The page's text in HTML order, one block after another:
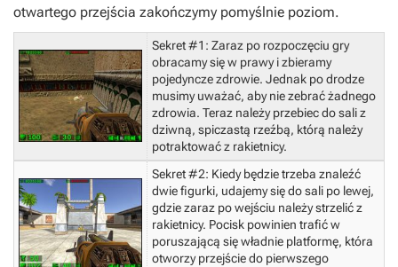
otwartego przejścia zakończymy pomyślnie poziom.
Sekret #1: Zaraz po rozpoczęciu gry
obracamy się w prawy i zbieramy
pojedyncze zdrowie. Jednak po drodze
musimy uważać, aby nie zebrać żadnego
zdrowia. Teraz należy przebiec do sali z
dziwną, spiczastą rzeźbą, którą należy
potraktować z rakietnicy.
Sekret #2: Kiedy będzie trzeba znaleźć
dwie figurki, udajemy się do sali po lewej,
gdzie zaraz po wejściu należy strzelić z
rakietnicy. Pocisk powinien trafić w
poruszającą się władnie platformę, która
otworzy przejście do pierwszego